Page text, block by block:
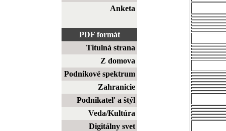
Anketa
PDF formát
Titulná strana
Z domova
Podnikové spektrum
Zahranicie
Podnikateľ a štýl
Veda/Kultúra
Digitálny svet